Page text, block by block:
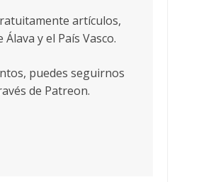
artículos,
y el País Vasco.
puedes seguirnos
de Patreon.